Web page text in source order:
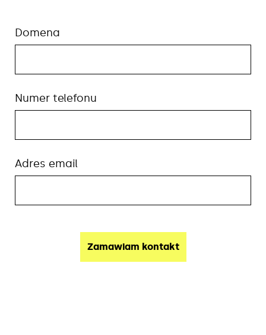
Domena
Numer telefonu
Adres email